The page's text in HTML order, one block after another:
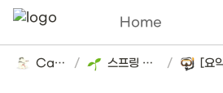
Home
Catsbi's DLog / 스프링 로드맵 스터디(김영한) /